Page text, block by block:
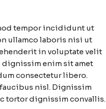
tempor incididunt ut
ullamco laboris nisi ut
in voluptate velit
dignissim enim sit amet
consectetur libero.
nisl. Dignissim
tortor dignissim convallis.